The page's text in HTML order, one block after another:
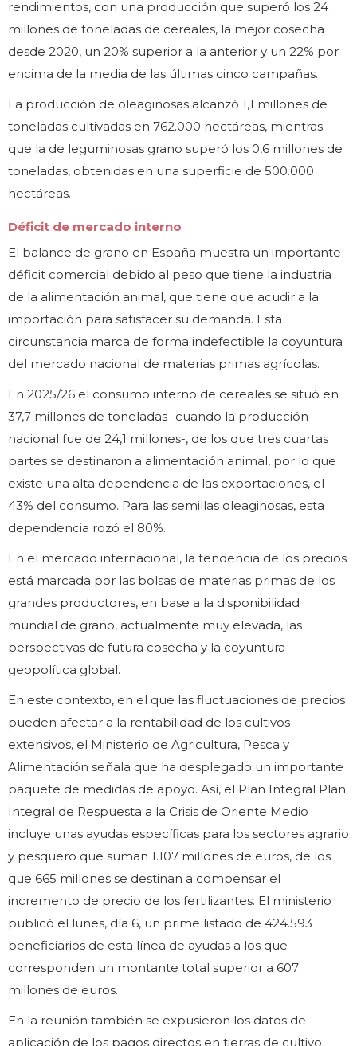
rendimientos, con una producción que superó los 24
millones de toneladas de cereales, la mejor cosecha
desde 2020, un 20% superior a la anterior y un 22% por
encima de la media de las últimas cinco campañas.
La producción de oleaginosas alcanzó 1,1 millones de
toneladas cultivadas en 762.000 hectáreas, mientras
que la de leguminosas grano superó los 0,6 millones de
toneladas, obtenidas en una superficie de 500.000
hectáreas.
Déficit de mercado interno
El balance de grano en España muestra un importante
déficit comercial debido al peso que tiene la industria
de la alimentación animal, que tiene que acudir a la
importación para satisfacer su demanda. Esta
circunstancia marca de forma indefectible la coyuntura
del mercado nacional de materias primas agrícolas.
En 2025/26 el consumo interno de cereales se situó en
37,7 millones de toneladas -cuando la producción
nacional fue de 24,1 millones-, de los que tres cuartas
partes se destinaron a alimentación animal, por lo que
existe una alta dependencia de las exportaciones, el
43% del consumo. Para las semillas oleaginosas, esta
dependencia rozó el 80%.
En el mercado internacional, la tendencia de los precios
está marcada por las bolsas de materias primas de los
grandes productores, en base a la disponibilidad
mundial de grano, actualmente muy elevada, las
perspectivas de futura cosecha y la coyuntura
geopolítica global.
En este contexto, en el que las fluctuaciones de precios
pueden afectar a la rentabilidad de los cultivos
extensivos, el Ministerio de Agricultura, Pesca y
Alimentación señala que ha desplegado un importante
paquete de medidas de apoyo. Así, el Plan Integral Plan
Integral de Respuesta a la Crisis de Oriente Medio
incluye unas ayudas específicas para los sectores agrario
y pesquero que suman 1.107 millones de euros, de los
que 665 millones se destinan a compensar el
incremento de precio de los fertilizantes. El ministerio
publicó el lunes, día 6, un prime listado de 424.593
beneficiarios de esta línea de ayudas a los que
corresponden un montante total superior a 607
millones de euros.
En la reunión también se expusieron los datos de
aplicación de los pagos directos en tierras de cultivo